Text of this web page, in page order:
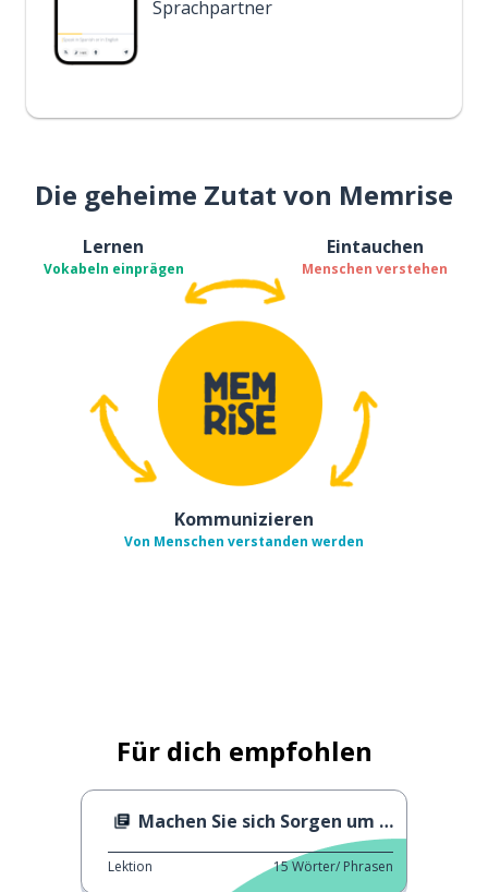
Sprachpartner
Die geheime Zutat von Memrise
Lernen
Vokabeln einprägen
Eintauchen
Menschen verstehen
Kommunizieren
Von Menschen verstanden werden
Für dich empfohlen
Machen Sie sich Sorgen um den Klimawandel?
Lektion 15Wörter/ Phrasen